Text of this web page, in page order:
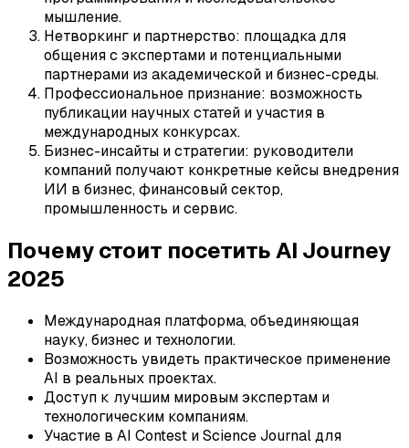
мышление.
Нетворкинг и партнерство: площадка для
общения с экспертами и потенциальными
партнерами из академической и бизнес-среды.
Профессиональное признание: возможность
публикации научных статей и участия в
международных конкурсах.
Бизнес-инсайты и стратегии: руководители
компаний получают конкретные кейсы внедрения
ИИ в бизнес, финансовый сектор,
промышленность и сервис.
Почему стоит посетить AI Journey
2025
Международная платформа, объединяющая
науку, бизнес и технологии.
Возможность увидеть практическое применение
AI в реальных проектах.
Доступ к лучшим мировым экспертам и
технологическим компаниям.
Участие в AI Contest и Science Journal для